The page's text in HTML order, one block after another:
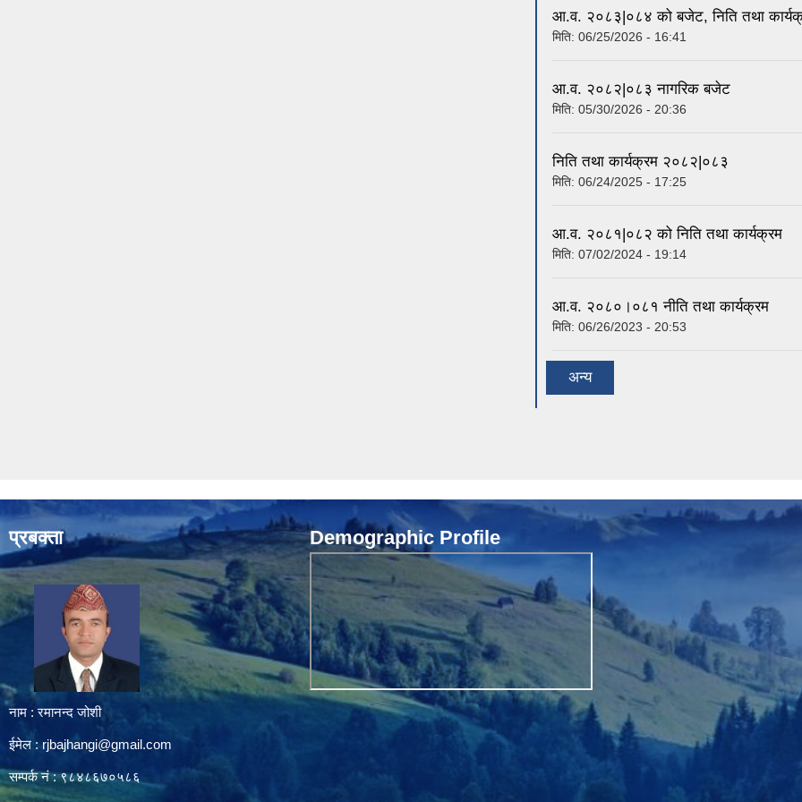
आ.व. २०८३|०८४ को बजेट, निति तथा
मिति: 06/25/2026 - 16:41
आ.व. २०८२|०८३ नागरिक बजेट
मिति: 05/30/2026 - 20:36
निति तथा कार्यक्रम २०८२|०८३
मिति: 06/24/2025 - 17:25
आ.व. २०८१|०८२ को निति तथा कार्यक्रम
मिति: 07/02/2024 - 19:14
आ.व. २०८०।०८१ नीति तथा कार्यक्रम
मिति: 06/26/2023 - 20:53
अन्य
प्रबक्ता
नाम : रमानन्द जोशी
ईमेल :rjbajhangi@gmail.com
सम्पर्क नं : ९८४८६७०५८६
Demographic Profile